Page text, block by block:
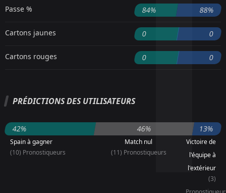
Passe % 84% 88%
Cartons jaunes 0 0
Cartons rouges 0 0
PRÉDICTIONS DES UTILISATEURS
42% 46% 13%
Spain à gagner
(10) Pronostiqueurs
Match nul
(11) Pronostiqueurs
Victoire de
l'équipe à
l'extérieur
(3)